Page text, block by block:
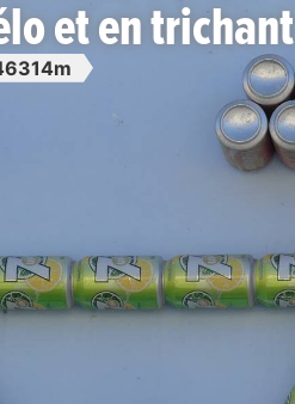
et en trichant